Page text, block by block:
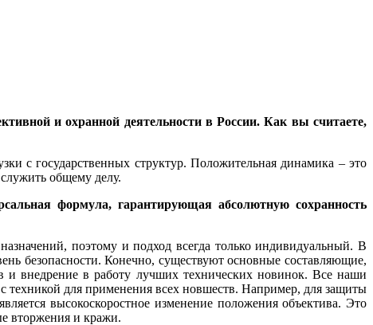
и охранной деятельности в России. Как вы считаете,
с государственных структур. Положительная динамика – это
общему делу.
формула, гарантирующая абсолютную сохранность
поэтому и подход всегда только индивидуальный. В
безопасности. Конечно, существуют основные составляющие,
и внедрение в работу лучших технических новинок. Все наши
техникой для применения всех новшеств. Например, для защиты
высокоскоростное изменение положения объектива. Это
вторжения и кражи.